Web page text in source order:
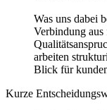
Was uns dabei
Verbindung
arbeiten
Blick für
Kurze